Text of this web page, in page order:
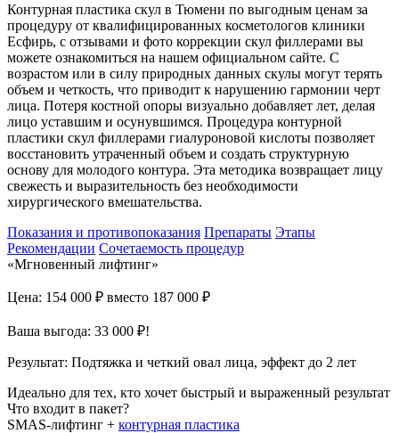
Контурная пластика скул в Тюмени по выгодным ценам за
процедуру от квалифицированных косметологов клиники
Есфирь, с отзывами и фото коррекции скул филлерами вы
можете ознакомиться на нашем официальном сайте. С
возрастом или в силу природных данных скулы могут терять
объем и четкость, что приводит к нарушению гармонии черт
лица. Потеря костной опоры визуально добавляет лет, делая
лицо уставшим и осунувшимся. Процедура контурной
пластики скул филлерами гиалуроновой кислоты позволяет
восстановить утраченный объем и создать структурную
основу для молодого контура. Эта методика возвращает лицу
свежесть и выразительность без необходимости
хирургического вмешательства.
Показания и противопоказания Препараты Этапы
Рекомендации Сочетаемость процедур
«Мгновенный лифтинг»
Цена: 154 000 ₽ вместо 187 000 ₽
Ваша выгода: 33 000 ₽!
Результат: Подтяжка и четкий овал лица, эффект до 2 лет
Идеально для тех, кто хочет быстрый и выраженный результат
Что входит в пакет?
SMAS-лифтинг + контурная пластика